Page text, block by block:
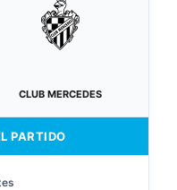
CLUB MERCEDES
PARTIDO